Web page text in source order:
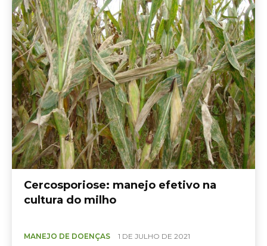
Cercosporiose: manejo efetivo na
cultura do milho
MANEJO DE DOENÇAS 1 DE JULHO DE 2021